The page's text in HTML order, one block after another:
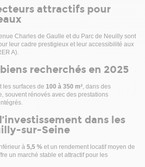
représentant 207 / 10 000
:
(163, 164), ILE DE LA JATTE-
(ORLYBUS), CENTRE DES IMPOTS (93)
juridique en cours de détermination
attractifs pour
Charles de Gaulle et du Parc de Neuilly sont
leur cadre prestigieux et leur accessibilité aux
A).
recherchés en 2025
les surfaces de 100 à 350 m² , dans des
souvent rénovés avec des prestations
dans les
sur-Seine
à 5,5 % et un rendement locatif moyen de
un marché stable et attractif pour les